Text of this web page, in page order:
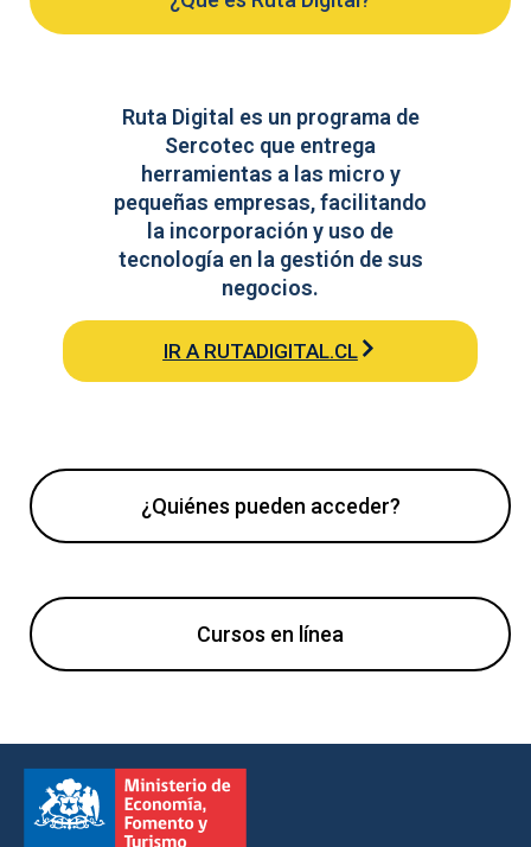
¿Quiénes pueden acceder?
Cursos en línea
Ruta Digital es un programa de
Sercotec que entrega
herramientas a las micro y
pequeñas empresas, facilitando
la incorporación y uso de
tecnología en la gestión de sus
negocios.
IR A RUTADIGITAL.CL